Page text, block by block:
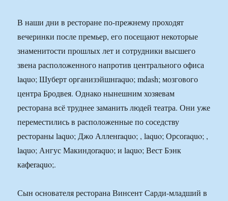
В наши дни в ресторане по-прежнему проходят
вечеринки после премьер, его посещают некоторые
знаменитости прошлых лет и сотрудники высшего
звена расположенного напротив центрального офиса
laquo; Шуберт организэйшнraquo; mdash; мозгового
центра Бродвея. Однако нынешним хозяевам
ресторана всё труднее заманить людей театра. Они уже
переместились в расположенные по соседству
рестораны laquo; Джо Алленraquo; , laquo; Орсоraquo; ,
laquo; Ангус Макиндоraquo; и laquo; Вест Бэнк
кафеraquo;.
Сын основателя ресторана Винсент Сарди-младший в